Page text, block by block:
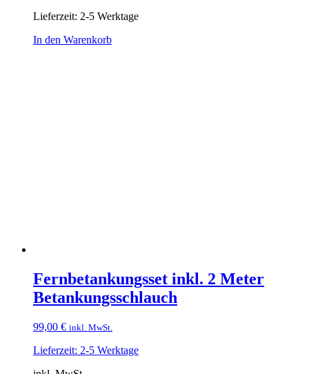
Lieferzeit: 2-5 Werktage
In den Warenkorb
Fernbetankungsset inkl. 2 Meter
Betankungsschlauch
99,00 € inkl. MwSt.
Lieferzeit: 2-5 Werktage